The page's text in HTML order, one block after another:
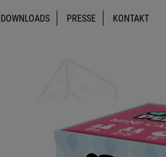
DOWNLOADS PRESSE KONTAKT